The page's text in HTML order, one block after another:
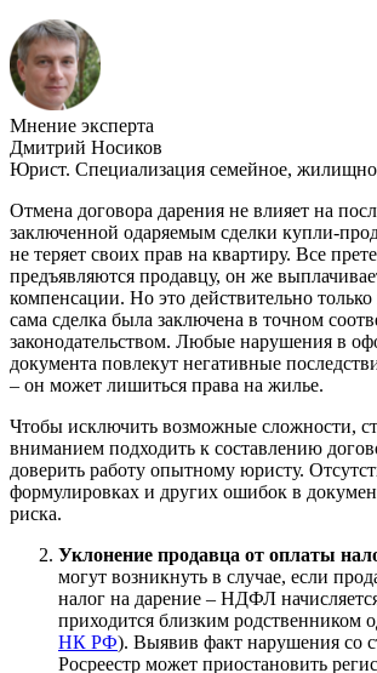
Мнение эксперта
Дмитрий Носиков
Юрист. Специализация семейное,
Отмена договора дарения не влияет на
заключенной одаряемым сделки купли-
не теряет своих прав на квартиру. Все
предъявляются продавцу, он же
компенсации. Но это действительно только
сама сделка была заключена в точном
законодательством. Любые нарушения в
документа повлекут негативные
– он может лишиться права на жилье.
Чтобы исключить возможные сложности,
вниманием подходить к составлению
доверить работу опытному юристу.
формулировках и других ошибок в
риска.
Уклонение продавца от оплаты
могут возникнуть в случае, если
налог на дарение – НДФЛ
приходится близким родственником
НК РФ). Выявив факт нарушения со
Росреестр может приостановить